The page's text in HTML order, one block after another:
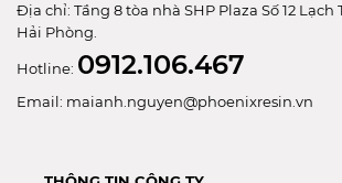
Địa chỉ: Tầng 8 tòa nhà SHP Plaza Số 12 Lạch
Hải Phòng.
Hotline: 0912.106.467
Email: maianh.nguyen@phoenixresin.vn